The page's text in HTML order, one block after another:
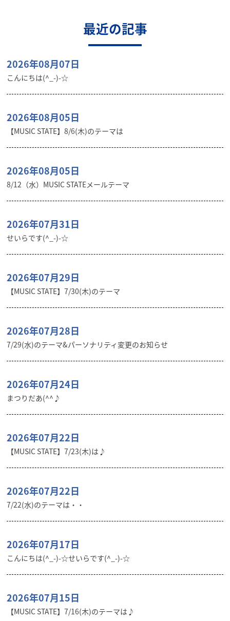
最近の記事
2026年08月07日
こんにちは(^_-)-☆
2026年08月05日
【MUSIC STATE】8/6(木)のテーマは
2026年08月05日
8/12（水）MUSIC STATEメールテーマ
2026年07月31日
せいらです(^_-)-☆
2026年07月29日
【MUSIC STATE】7/30(木)のテーマ
2026年07月28日
7/29(水)のテーマ&パーソナリティ変更のお知らせ
2026年07月24日
まつりだあ(^^♪
2026年07月22日
【MUSIC STATE】7/23(木)は♪
2026年07月22日
7/22(水)のテーマは・・
2026年07月17日
こんにちは(^_-)-☆せいらです(^_-)-☆
2026年07月15日
【MUSIC STATE】7/16(木)のテーマは♪